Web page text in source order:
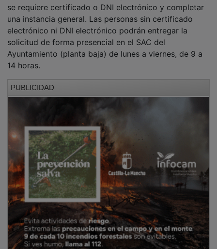
una instancia general. Las personas sin certificado
electrónico ni DNI electrónico podrán entregar la
solicitud de forma presencial en el SAC del
Ayuntamiento (planta baja) de lunes a viernes, de 9 a
14 horas.